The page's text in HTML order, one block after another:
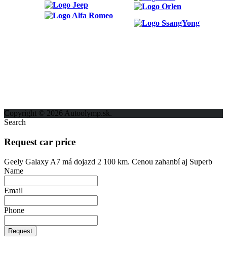
Copyright © 2026 Autoolymp.sk.
Search
Request car price
Geely Galaxy A7 má dojazd 2 100 km. Cenou zahanbí aj Superb
Name
Email
Phone
Request